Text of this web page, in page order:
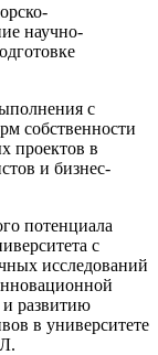
научно-
с
собственности
проектов в
и бизнес-
потенциала
с
исследований
и развитию
в университете